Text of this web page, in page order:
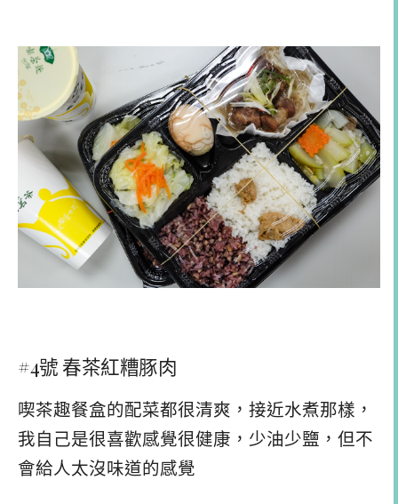
#4號 春茶紅糟豚肉
喫茶趣餐盒的配菜都很清爽，接近水煮那樣，
我自己是很喜歡感覺很健康，少油少鹽，但不
會給人太沒味道的感覺